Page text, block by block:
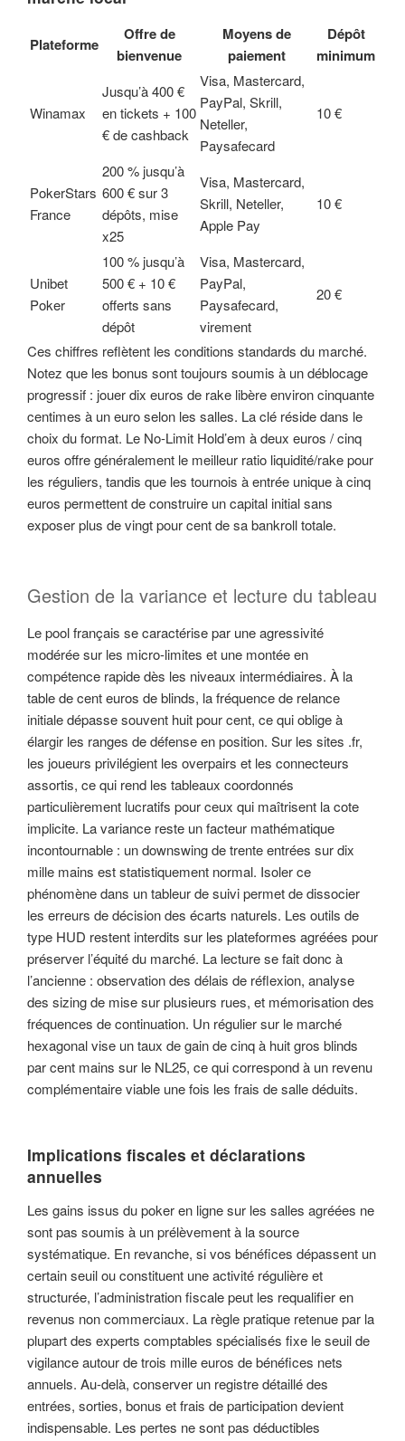
Plateforme
Offre de
bienvenue
Moyens de
paiement
Dépôt
minimum
Winamax
Jusqu’à 400 €
en tickets + 100
€ de cashback
Visa, Mastercard,
PayPal, Skrill,
Neteller,
Paysafecard
10 €
PokerStars
France
200 % jusqu’à
600 € sur 3
dépôts, mise
x25
Visa, Mastercard,
Skrill, Neteller,
Apple Pay
10 €
Unibet
Poker
100 % jusqu’à
500 € + 10 €
offerts sans
dépôt
Visa, Mastercard,
PayPal,
Paysafecard,
virement
20 €
Ces chiffres reflètent les conditions standards du marché.
Notez que les bonus sont toujours soumis à un déblocage
progressif : jouer dix euros de rake libère environ cinquante
centimes à un euro selon les salles. La clé réside dans le
choix du format. Le No-Limit Hold’em à deux euros / cinq
euros offre généralement le meilleur ratio liquidité/rake pour
les réguliers, tandis que les tournois à entrée unique à cinq
euros permettent de construire un capital initial sans
exposer plus de vingt pour cent de sa bankroll totale.
Gestion de la variance et lecture du tableau
Le pool français se caractérise par une agressivité
modérée sur les micro-limites et une montée en
compétence rapide dès les niveaux intermédiaires. À la
table de cent euros de blinds, la fréquence de relance
initiale dépasse souvent huit pour cent, ce qui oblige à
élargir les ranges de défense en position. Sur les sites .fr,
les joueurs privilégient les overpairs et les connecteurs
assortis, ce qui rend les tableaux coordonnés
particulièrement lucratifs pour ceux qui maîtrisent la cote
implicite. La variance reste un facteur mathématique
incontournable : un downswing de trente entrées sur dix
mille mains est statistiquement normal. Isoler ce
phénomène dans un tableur de suivi permet de dissocier
les erreurs de décision des écarts naturels. Les outils de
type HUD restent interdits sur les plateformes agréées pour
préserver l’équité du marché. La lecture se fait donc à
l’ancienne : observation des délais de réflexion, analyse
des sizing de mise sur plusieurs rues, et mémorisation des
fréquences de continuation. Un régulier sur le marché
hexagonal vise un taux de gain de cinq à huit gros blinds
par cent mains sur le NL25, ce qui correspond à un revenu
complémentaire viable une fois les frais de salle déduits.
Implications fiscales et déclarations
annuelles
Les gains issus du poker en ligne sur les salles agréées ne
sont pas soumis à un prélèvement à la source
systématique. En revanche, si vos bénéfices dépassent un
certain seuil ou constituent une activité régulière et
structurée, l’administration fiscale peut les requalifier en
revenus non commerciaux. La règle pratique retenue par la
plupart des experts comptables spécialisés fixe le seuil de
vigilance autour de trois mille euros de bénéfices nets
annuels. Au-delà, conserver un registre détaillé des
entrées, sorties, bonus et frais de participation devient
indispensable. Les pertes ne sont pas déductibles